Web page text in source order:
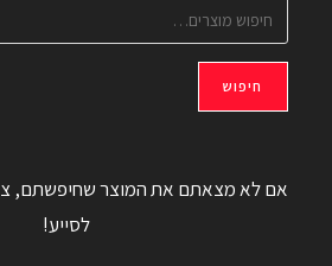
חיפוש
אם לא מצאתם את המוצר שחיפשתם,
לסייע!